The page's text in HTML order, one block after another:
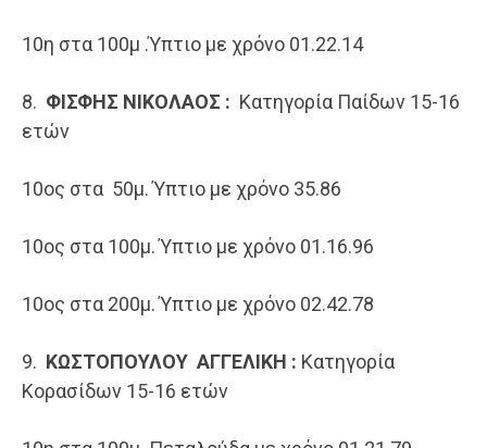
​10η στα 100μ .Ύπτιο με χρόνο 01.22.14
8. ΦΙΣΦΗΣ ΝΙΚΟΛΑΟΣ : Κατηγορία Παίδων 15-16
ετών
​10ος στα 50μ. Ύπτιο με χρόνο 35.86
​10ος στα 100μ. Ύπτιο με χρόνο 01.16.96
​10ος στα 200μ. Ύπτιο με χρόνο 02.42.78
9. ΚΩΣΤΟΠΟΥΛΟΥ ΑΓΓΕΛΙΚΗ : Κατηγορία
Κορασίδων 15-16 ετών